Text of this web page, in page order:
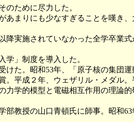
ために尽力した。
まりにも少なすぎることを嘆き
実施されていなかった全学卒業
」制度を導入した。
た。昭和53年、「原子核の集団
。平成２年、ウェザリル・メダル
学的模型と電磁相互作用の理論
教授の山口青頓氏に師事。昭和